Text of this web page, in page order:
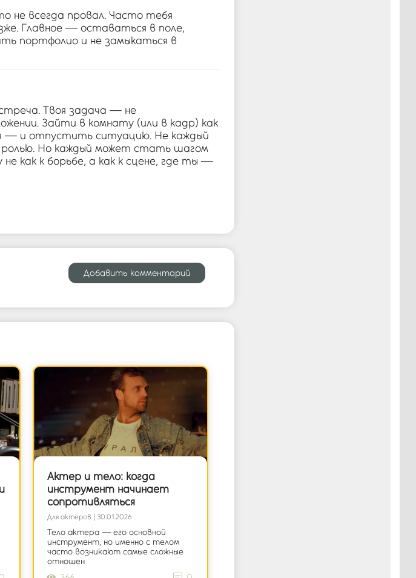
не всегда провал. Часто тебя
Главное — оставаться в поле,
портфолио и не замыкаться в
Твоя задача — не
Зайти в комнату (или в кадр) как
— и отпустить ситуацию. Не каждый
ролью. Но каждый может стать шагом
как к борьбе, а как к сцене, где ты —
Добавить комментарий
Актер и тело: когда
инструмент начинает
сопротивляться
Для актёров | 30.01.2026
Тело актера — его основной
инструмент, но именно с телом
часто возникают самые сложные
отношен